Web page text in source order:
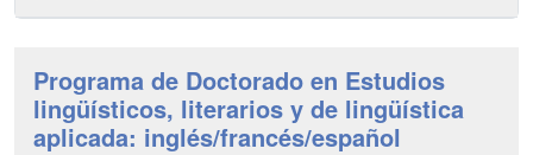
Programa de Doctorado en Estudios
lingüísticos, literarios y de lingüística
aplicada: inglés/francés/español